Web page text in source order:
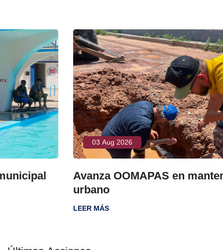
03 Aug 2026
Avanza OOMAPAS en mantenimiento